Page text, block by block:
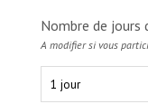
Nombre de jours
A modifier si vous